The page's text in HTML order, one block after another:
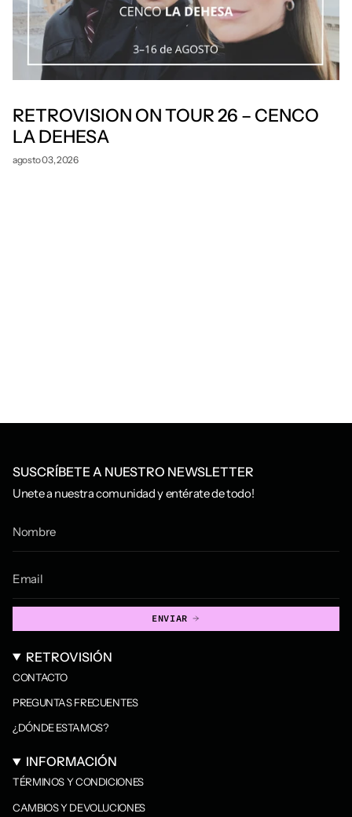
RETROVISION ON TOUR 26 – CENCO
LA DEHESA
agosto 03, 2026
SUSCRÍBETE A NUESTRO NEWSLETTER
Unete a nuestra comunidad y entérate de todo!
ENVIAR
RETROVISIÓN
CONTACTO
PREGUNTAS FRECUENTES
¿DÓNDE ESTAMOS?
INFORMACIÓN
TÉRMINOS Y CONDICIONES
CAMBIOS Y DEVOLUCIONES